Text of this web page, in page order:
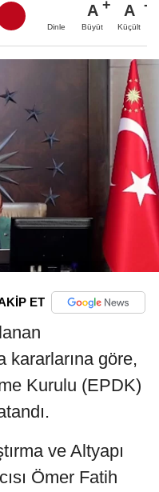
Dinle
A
Büyüt
A
Küçült
ET
kararlarına göre,
Kurulu (EPDK)
ve Altyapı
Ömer Fatih